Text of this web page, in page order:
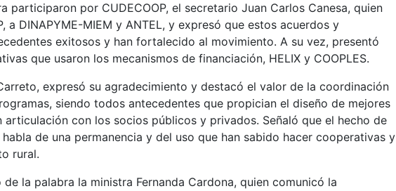
participaron por CUDECOOP, el secretario Juan Carlos Canesa, quien
a DINAPYME-MIEM y ANTEL, y expresó que estos acuerdos y
exitosos y han fortalecido al movimiento. A su vez, presentó
que usaron los mecanismos de financiación, HELIX y COOPLES.
expresó su agradecimiento y destacó el valor de la coordinación
siendo todos antecedentes que propician el diseño de mejores
articulación con los socios públicos y privados. Señaló que el hecho de
habla de una permanencia y del uso que han sabido hacer cooperativas y
rural.
la palabra la ministra Fernanda Cardona, quien comunicó la